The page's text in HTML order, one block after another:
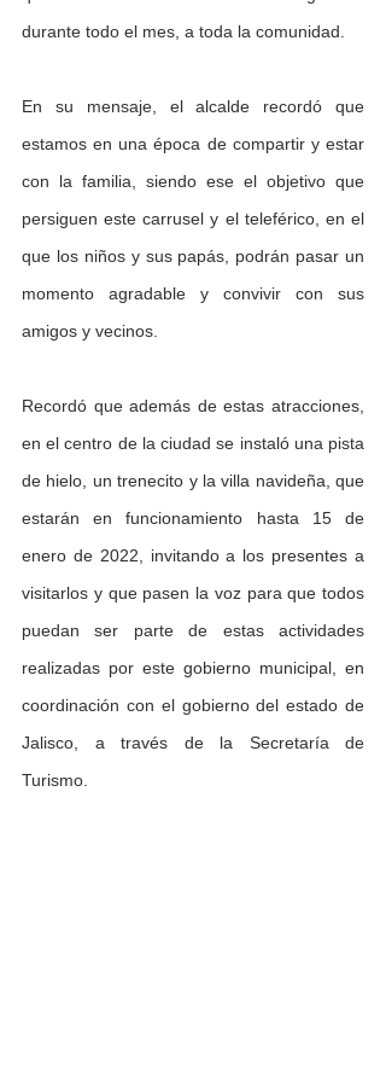
durante todo el mes, a toda la comunidad.
En su mensaje, el alcalde recordó que
estamos en una época de compartir y estar
con la familia, siendo ese el objetivo que
persiguen este carrusel y el teleférico, en el
que los niños y sus papás, podrán pasar un
momento agradable y convivir con sus
amigos y vecinos.
Recordó que además de estas atracciones,
en el centro de la ciudad se instaló una pista
de hielo, un trenecito y la villa navideña, que
estarán en funcionamiento hasta 15 de
enero de 2022, invitando a los presentes a
visitarlos y que pasen la voz para que todos
puedan ser parte de estas actividades
realizadas por este gobierno municipal, en
coordinación con el gobierno del estado de
Jalisco, a través de la Secretaría de
Turismo.